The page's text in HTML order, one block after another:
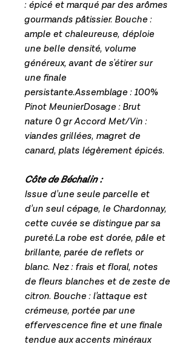
: épicé et marqué par des arômes
gourmands pâtissier. Bouche :
ample et chaleureuse, déploie
une belle densité, volume
généreux, avant de s'étirer sur
une finale
persistante.Assemblage : 100%
Pinot MeunierDosage : Brut
nature 0 gr Accord Met/Vin :
viandes grillées, magret de
canard, plats légèrement épicés.
Côte de Béchalin :
Issue d’une seule parcelle et
d’un seul cépage, le Chardonnay,
cette cuvée se distingue par sa
pureté.La robe est dorée, pâle et
brillante, parée de reflets or
blanc. Nez : frais et floral, notes
de fleurs blanches et de zeste de
citron. Bouche : l’attaque est
crémeuse, portée par une
effervescence fine et une finale
tendue aux accents minéraux